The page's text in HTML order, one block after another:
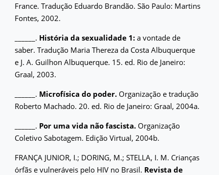
France. Tradução Eduardo Brandão. São Paulo: Martins
Fontes, 2002.
______. História da sexualidade 1: a vontade de
saber. Tradução Maria Thereza da Costa Albuquerque
e J. A. Guilhon Albuquerque. 15. ed. Rio de Janeiro:
Graal, 2003.
______. Microfísica do poder. Organização e tradução
Roberto Machado. 20. ed. Rio de Janeiro: Graal, 2004a.
______. Por uma vida não fascista. Organização
Coletivo Sabotagem. Edição Virtual, 2004b.
FRANÇA JUNIOR, I.; DORING, M.; STELLA, I. M. Crianças
órfãs e vulneráveis pelo HIV no Brasil. Revista de